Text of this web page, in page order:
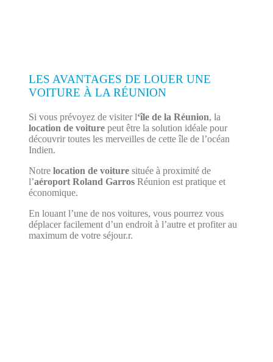
LES AVANTAGES DE LOUER UNE
VOITURE À LA RÉUNION
Si vous prévoyez de visiter l‘île de la Réunion, la
location de voiturepeut être la solution idéale pour
découvrir toutes les merveilles de cette île de l’océan
Indien.
Notre location de voituresituée à proximité de
l’aéroport Roland GarrosRéunion est pratique et
économique.
En louant l’une de nos voitures, vous pourrez vous
déplacer facilement d’un endroit à l’autre et profiter au
maximum de votre séjour.r.